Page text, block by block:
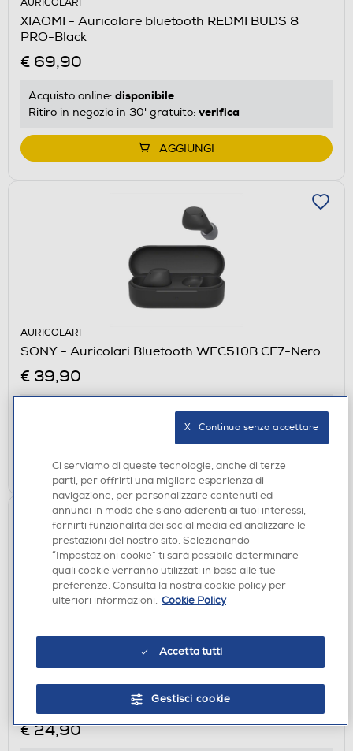
AURICOLARI
XIAOMI - Auricolare bluetooth REDMI BUDS 8
PRO-Black
€ 69,90
Acquisto online: disponibile
Ritiro in negozio in 30' gratuito: verifica
AGGIUNGI
AURICOLARI
SONY - Auricolari Bluetooth WFC510B.CE7-Nero
€ 39,90
Ritiro in negozio in 30' gratuito: verifica
AGGIUNGI
AURICOLARI
XIAOMI - Auricolare bluetooth REDMI BUDS 8
€ 24,90
Ci serviamo di queste tecnologie, anche di terze
parti, per offrirti una migliore esperienza di
navigazione, per personalizzare contenuti ed
annunci in modo che siano aderenti ai tuoi interessi,
fornirti funzionalità dei social media ed analizzare le
prestazioni del nostro sito. Selezionando
“Impostazioni cookie” ti sarà possibile determinare
quali cookie verranno utilizzati in base alle tue
preferenze. Consulta la nostra cookie policy per
ulteriori informazioni. Cookie Policy
Accetta tutti
Gestisci cookie
X   Continua senza accettare